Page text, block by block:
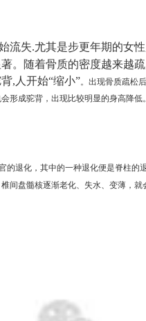
流失.尤其是步更年期的女
。随着骨质的密度越来越
,人开始“缩小”。 出现骨质疏松
会形成驼背，出现比较明显的身高降低
的退化，其中的一种退化便是脊柱的
椎间盘髓核逐渐老化、失水、变薄 ， 就